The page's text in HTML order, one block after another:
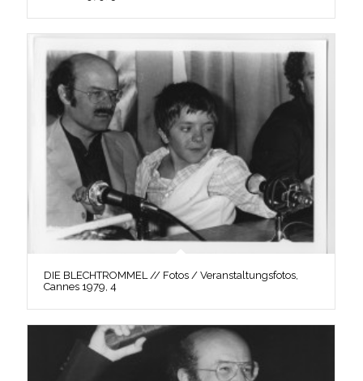
DIE BLECHTROMMEL // Fotos / Veranstaltungsfotos,
Cannes 1979, 4